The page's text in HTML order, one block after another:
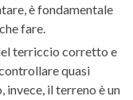
è fondamentale
fare.
terriccio corretto e
quasi
il terreno è un